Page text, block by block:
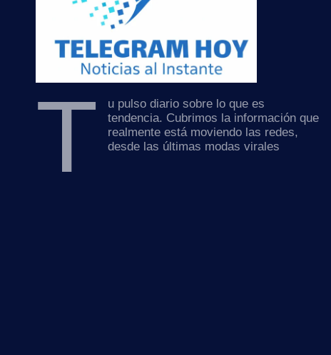
T
u pulso diario sobre lo que es
tendencia. Cubrimos la información que
realmente está moviendo las redes,
desde las últimas modas virales